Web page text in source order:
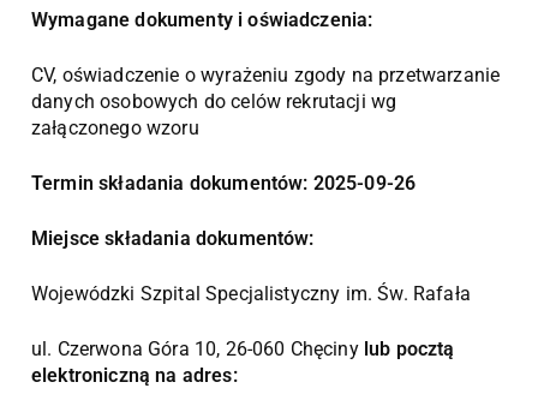
Wymagane dokumenty i oświadczenia:
CV, oświadczenie o wyrażeniu zgody na przetwarzanie
danych osobowych do celów rekrutacji wg
załączonego wzoru
Termin składania dokumentów: 2025-09-26
Miejsce składania dokumentów:
Wojewódzki Szpital Specjalistyczny im. Św. Rafała
ul. Czerwona Góra 10, 26-060 Chęciny lub pocztą
elektroniczną na adres: